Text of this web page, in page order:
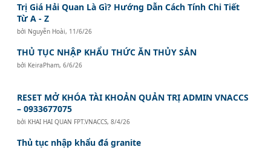
Trị Giá Hải Quan Là Gì? Hướng Dẫn Cách Tính Chi Tiết
Từ A - Z
bởi Nguyễn Hoài, 11/6/26
THỦ TỤC NHẬP KHẨU THỨC ĂN THỦY SẢN
bởi KeiraPham,6/6/26
RESET MỞ KHÓA TÀI KHOẢN QUẢN TRỊ ADMIN VNACCS
– 0933677075
bởi KHAI HAI QUAN FPT.VNACCS,8/4/26
Thủ tục nhập khẩu đá granite